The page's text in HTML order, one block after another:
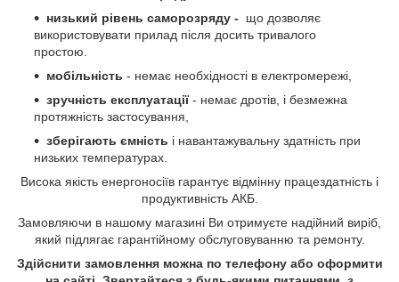
низький рівень саморозряду -
що дозволяє
використовувати прилад після досить тривалого
простою.
мобільність - немає необхідності в електромережі,
зручність експлуатації- немає дротів, і безмежна
протяжність застосування,
зберігають ємність і навантажувальну здатність при
низьких температурах
Висока якість енергоносіїв гарантує відмінну працездатність і
продуктивність АКБ.
Замовляючи в нашому магазині Ви отримуєте надійний виріб,
який підлягає гарантійному обслуговуванню та ремонту.
Здійснити замовлення можна по телефону або оформити